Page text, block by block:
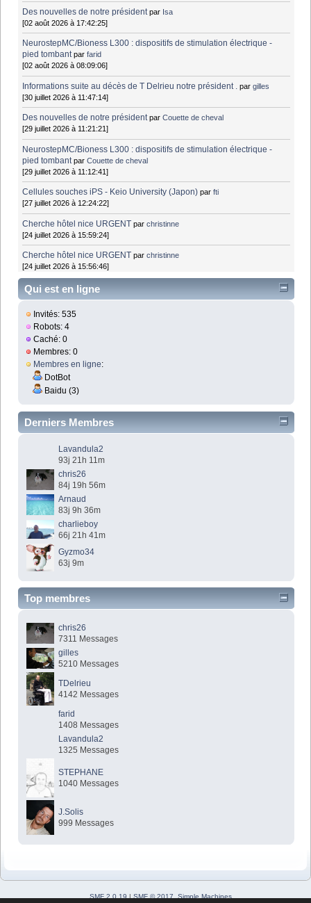
Des nouvelles de notre président par Isa
[02 août 2026 à 17:42:25]
NeurostepMC/Bioness L300 : dispositifs de stimulation électrique -
pied tombant parfarid
[02 août 2026 à 08:09:06]
Informations suite au décès de T Delrieu notre président . pargilles
[30 juillet 2026 à 11:47:14]
Des nouvelles de notre président parCouette de cheval
[29 juillet 2026 à 11:21:21]
NeurostepMC/Bioness L300 : dispositifs de stimulation électrique -
pied tombant parCouette de cheval
[29 juillet 2026 à 11:12:41]
Cellules souches iPS - Keio University (Japon) parfti
[27 juillet 2026 à 12:24:22]
Cherche hôtel nice URGENT parchristinne
[24 juillet 2026 à 15:59:24]
Cherche hôtel nice URGENT parchristinne
[24 juillet 2026 à 15:56:46]
Qui est en ligne
Invités: 535
Robots: 4
Caché: 0
Membres: 0
Membres en ligne:
DotBot
Baidu (3)
Derniers Membres
Lavandula2
93j 21h 11m
chris26
84j 19h 56m
Arnaud
83j 9h 36m
charlieboy
66j 21h 41m
Gyzmo34
63j 9m
Top membres
chris26
7311 Messages
gilles
5210 Messages
TDelrieu
4142 Messages
farid
1408 Messages
Lavandula2
1325 Messages
STEPHANE
1040 Messages
J.Solis
999 Messages
SMF 2.0.19 | SMF © 2017
Simple Machines